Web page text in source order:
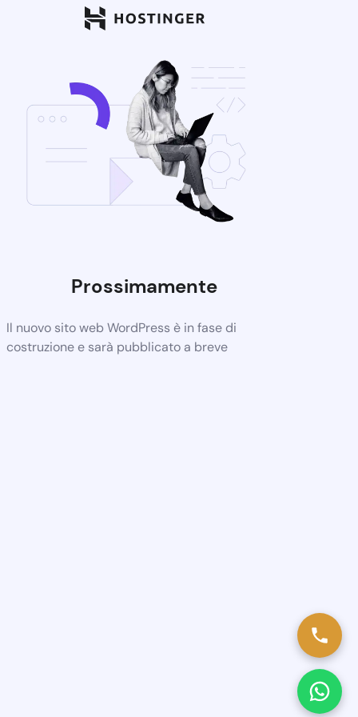
Prossimamente
Il nuovo sito web WordPress è in fase di
costruzione e sarà pubblicato a breve